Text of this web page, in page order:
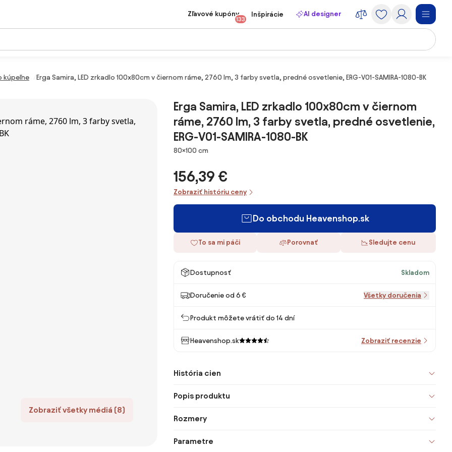
Zľavové kupóny
133
Inšpirácie AI designer
kúpeľne Erga Samira, LED zrkadlo 100x80cm v čiernom ráme, 2760 lm, 3 farby svetla, predné osvetlenie, ERG-V01-SAMIRA-1080-BK
Zobraziť všetky médiá (8)
Erga Samira, LED zrkadlo 100x80cm v čiernom
ráme, 2760 lm, 3 farby svetla, predné osvetlenie,
ERG-V01-SAMIRA-1080-BK
Rozmery
80×100 cm
156,39 €
Zobraziť históriu ceny
Do obchodu Heavenshop.sk
To sa mi páči Porovnať Sledujte cenu
Dostupnosť Skladom
Doručenie od 6 € Všetky doručenia
Produkt môžete vrátiť do 14 dní
Heavenshop.sk Zobraziť recenzie
História cien
Popis produktu
Rozmery
Parametre